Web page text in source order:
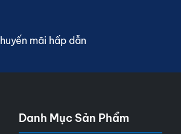
mãi hấp dẫn
Danh Mục Sản Phẩm